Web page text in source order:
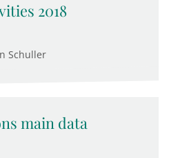
2018
Schuller
main data